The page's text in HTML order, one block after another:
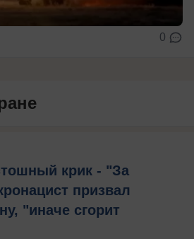
0
крик - "За
призвал
"иначе сгорит